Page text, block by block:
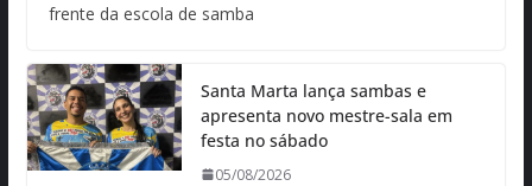
frente da escola de samba
Santa Marta lança sambas e
apresenta novo mestre-sala em
festa no sábado
05/08/2026